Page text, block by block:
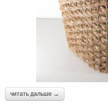
читать дальше →